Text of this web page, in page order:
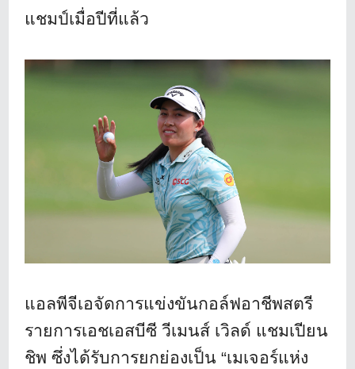
แชมป์เมื่อปีที่แล้ว
แอลพีจีเอจัดการแข่งขันกอล์ฟอาชีพสตรี
รายการเอชเอสบีซี วีเมนส์ เวิลด์ แชมเปียน
ชิพ ซึ่งได้รับการยกย่องเป็น “เมเจอร์แห่ง